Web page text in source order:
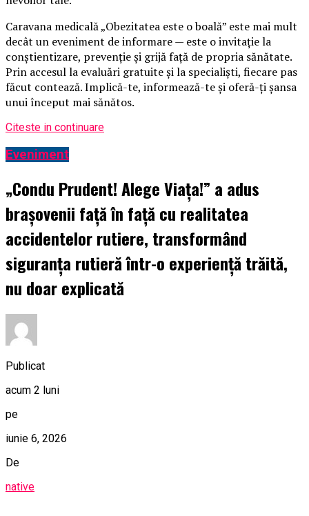
Caravana medicală „Obezitatea este o boală” este mai mult
decât un eveniment de informare — este o invitație la
conștientizare, prevenție și grijă față de propria sănătate.
Prin accesul la evaluări gratuite și la specialiști, fiecare pas
făcut contează. Implică-te, informează-te și oferă-ți șansa
unui început mai sănătos.
Citeste in continuare
Eveniment
„Condu Prudent! Alege Viața!” a adus
brașovenii față în față cu realitatea
accidentelor rutiere, transformând
siguranța rutieră într-o experiență trăită,
nu doar explicată
Publicat
acum 2 luni
pe
iunie 6, 2026
De
native